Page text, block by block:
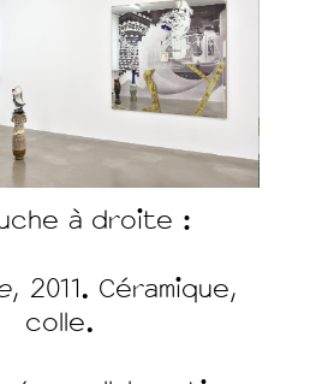
à droite :
, 2011. Céramique,
colle.